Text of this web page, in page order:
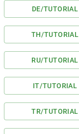
DE/TUTORIAL
TH/TUTORIAL
RU/TUTORIAL
IT/TUTORIAL
TR/TUTORIAL